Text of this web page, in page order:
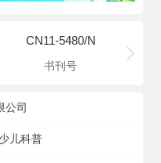
CN11-5480/N
书刊号
公司
少儿科普